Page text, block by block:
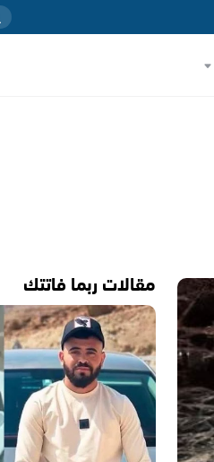
مقالات ربما فاتتك